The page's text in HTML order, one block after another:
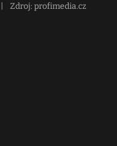
Zdroj: profimedia.cz